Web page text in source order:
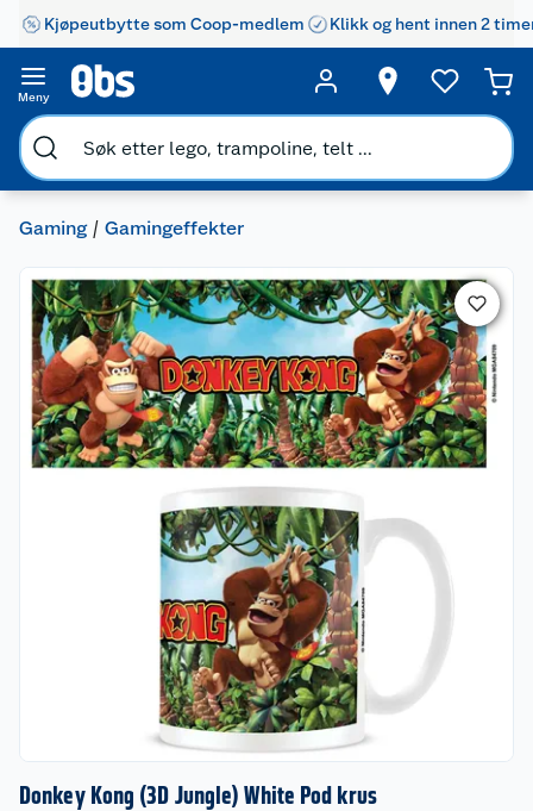
Kjøpeutbytte som Coop-medlem Klikk og hent innen 2
Meny
Gaming Gamingeffekter
Donkey Kong (3D Jungle) White Pod krus